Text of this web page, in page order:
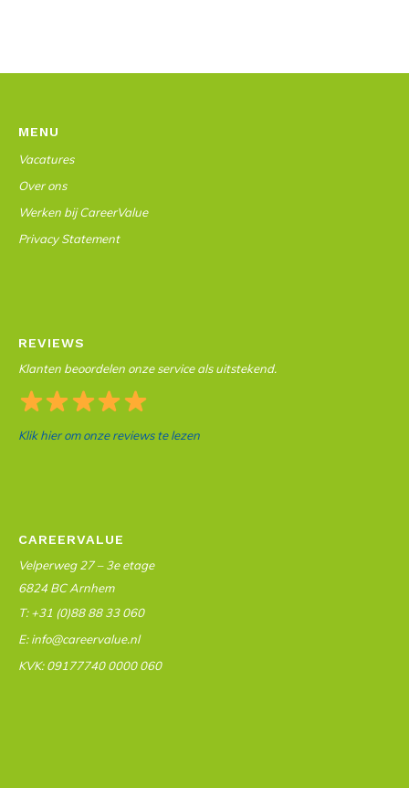
MENU
Vacatures
Over ons
Werken bij CareerValue
Privacy Statement
REVIEWS
Klanten beoordelen onze service als uitstekend.
Klik hier om onze reviews te lezen
CAREERVALUE
Velperweg 27 – 3e etage
6824 BC Arnhem
T: +31 (0)88 88 33 060
E: info@careervalue.nl
KVK: 09177740 0000 060